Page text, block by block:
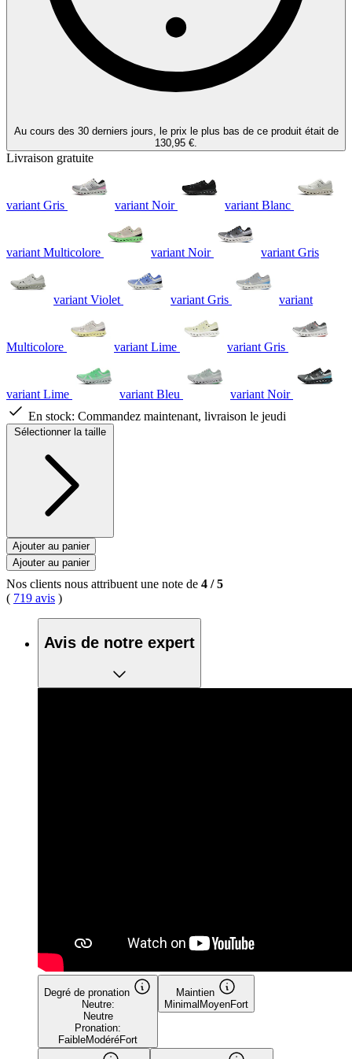
Au cours des 30 derniers jours, le prix le plus bas de ce produit était de
130,95 €.
Livraison gratuite
variant Gris variant Noir variant Blanc
variant Multicolore variant Noir variant Gris
variant Violet variant Gris variant
Multicolore variant Lime variant Gris
variant Lime variant Bleu
variant Noir
En stock: Commandez maintenant, livraison le jeudi
Sélectionner la taille
Ajouter au panier
Ajouter au panier
Nos clients nous attribuent une note de 4 /5
( 719 avis )
Avis de notre expert
Degré de pronation
Neutre:
Neutre
Pronation:
FaibleModéréFort
Maintien
Minimal MoyenFort